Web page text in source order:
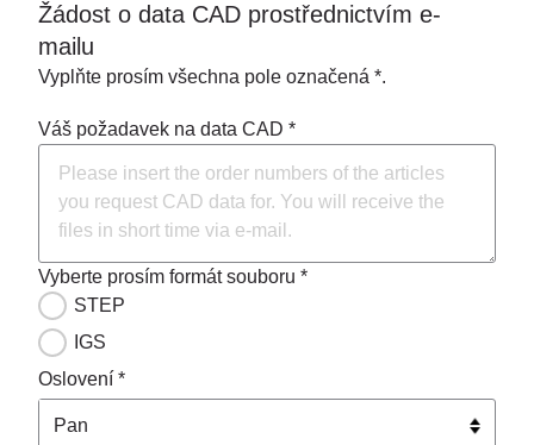
Žádost o data CAD prostřednictvím e-
mailu
Vyplňte prosím všechna pole označená *.
Váš požadavek na data CAD *
Vyberte prosím formát souboru *
STEP
IGS
Oslovení *